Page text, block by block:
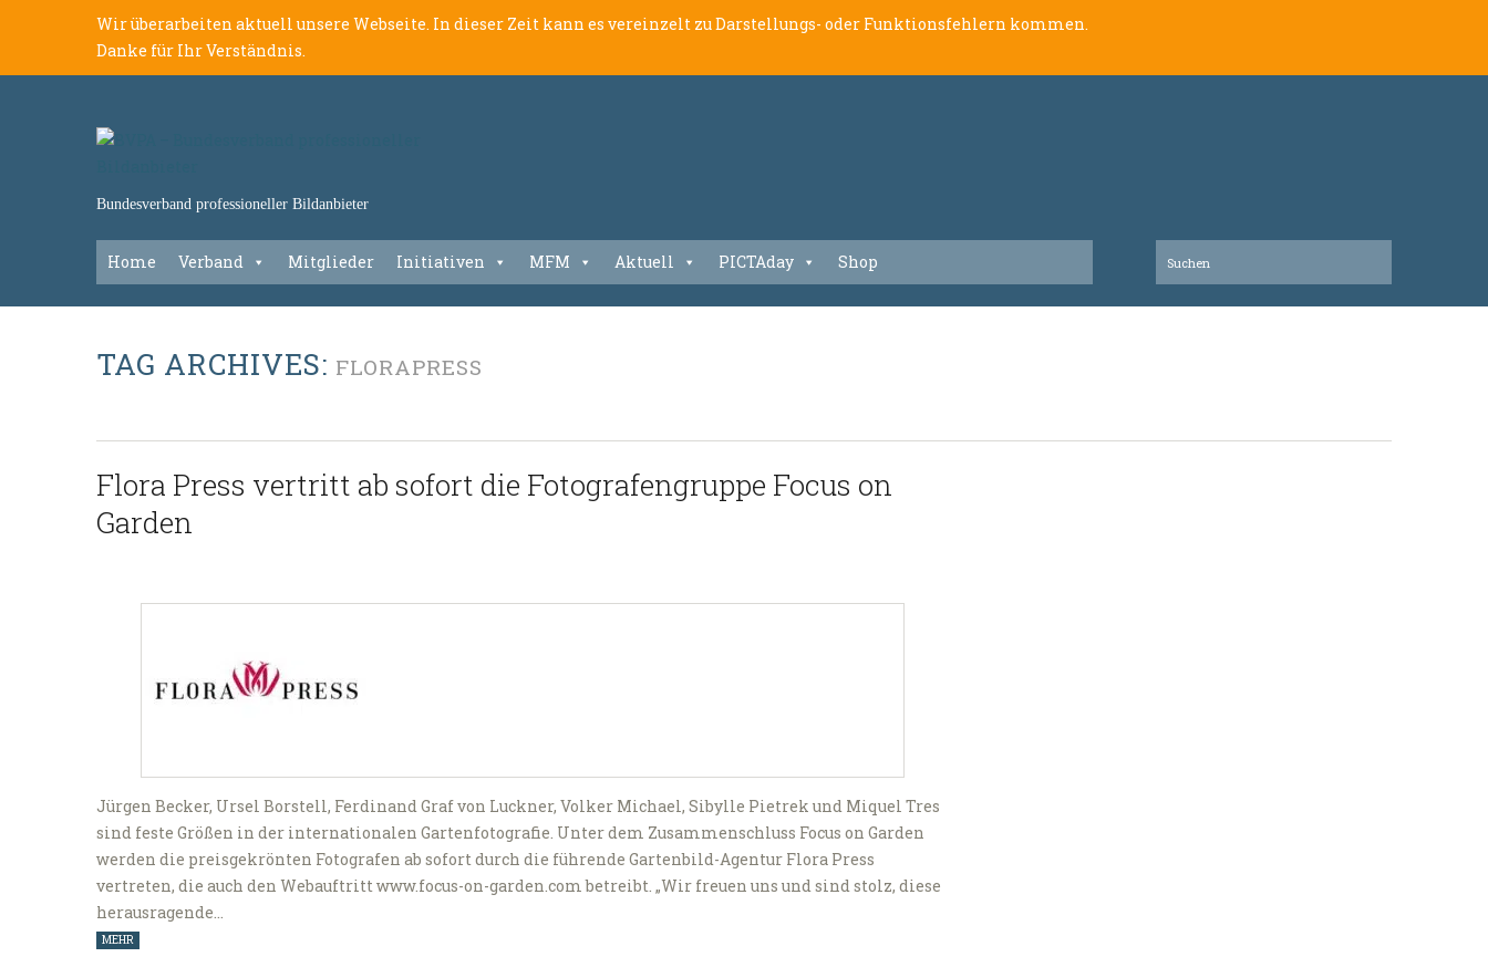
Wir überarbeiten aktuell unsere Webseite. In dieser Zeit kann es vereinzelt zu Darstellungs- oder Funktionsfehlern kommen.
Danke für Ihr Verständnis.
Bundesverband professioneller Bildanbieter
Home Verband Mitglieder Initiativen MFM Aktuell PICTAday Shop
TAG ARCHIVES: FLORAPRESS
Flora Press vertritt ab sofort die Fotografengruppe Focus on
Garden
Jürgen Becker, Ursel Borstell, Ferdinand Graf von Luckner, Volker Michael, Sibylle Pietrek und Miquel Tres
sind feste Größen in der internationalen Gartenfotografie. Unter dem Zusammenschluss Focus on Garden
werden die preisgekrönten Fotografen ab sofort durch die führende Gartenbild-Agentur Flora Press
vertreten, die auch den Webauftritt www.focus-on-garden.com betreibt. „Wir freuen uns und sind stolz, diese
herausragende…
MEHR